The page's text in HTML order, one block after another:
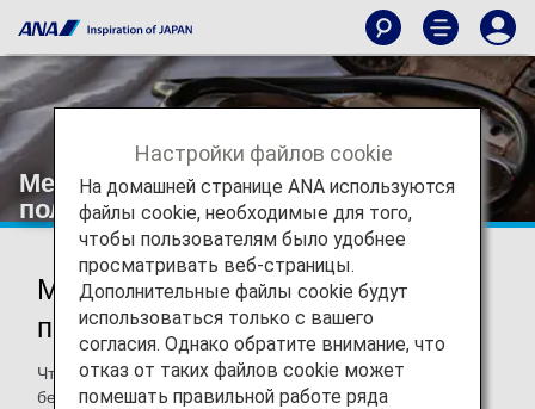
Медицинская помощь во время
полета
Медицинская помощь во время
полета
Чтобы сделать ваше путешествие еще более
безопасным, ANA использует систему поддержки для
Настройки файлов cookie
На домашней странице ANA используются
файлы cookie, необходимые для того,
чтобы пользователям было удобнее
просматривать веб-страницы.
Дополнительные файлы cookie будут
использоваться только с вашего
согласия. Однако обратите внимание, что
отказ от таких файлов cookie может
помешать правильной работе ряда